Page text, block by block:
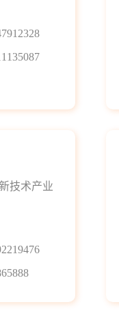
技术产业